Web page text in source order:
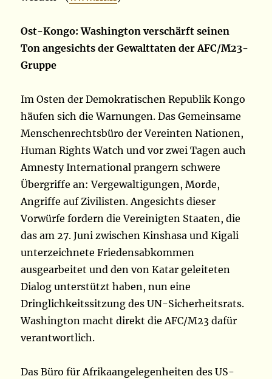
Ost-Kongo: Washington verschärft seinen
Ton angesichts der Gewalttaten der AFC/M23-
Gruppe
Im Osten der Demokratischen Republik Kongo
häufen sich die Warnungen. Das Gemeinsame
Menschenrechtsbüro der Vereinten Nationen,
Human Rights Watch und vor zwei Tagen auch
Amnesty International prangern schwere
Übergriffe an: Vergewaltigungen, Morde,
Angriffe auf Zivilisten. Angesichts dieser
Vorwürfe fordern die Vereinigten Staaten, die
das am 27. Juni zwischen Kinshasa und Kigali
unterzeichnete Friedensabkommen
ausgearbeitet und den von Katar geleiteten
Dialog unterstützt haben, nun eine
Dringlichkeitssitzung des UN-Sicherheitsrats.
Washington macht direkt die AFC/M23 dafür
verantwortlich.
Das Büro für Afrikaangelegenheiten des US-